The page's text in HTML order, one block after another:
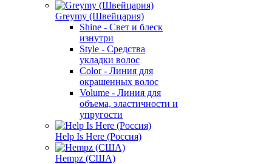
Greymy (Швейцария)
Shine - Свет и блеск
изнутри
Style - Средства
укладки волос
Color - Линия для
окрашенных волос
Volume - Линия для
объема, эластичности и
упругости
Help Is Here (Россия)
Hempz (США)